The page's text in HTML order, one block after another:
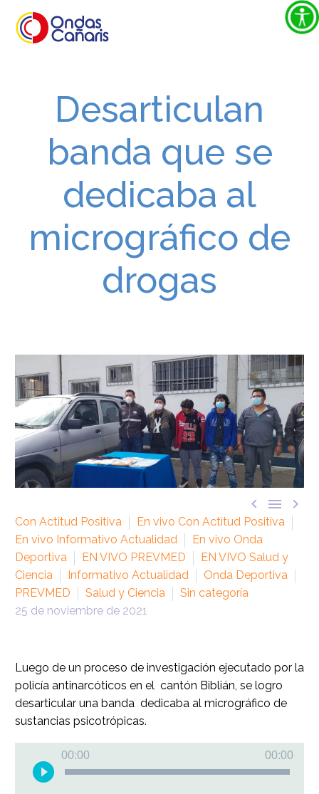
Desarticulan
banda que se
dedicaba al
micrográfico de
drogas
  
Con Actitud Positiva
En vivo Con Actitud Positiva
En vivo Informativo Actualidad
En vivo Onda
Deportiva
EN VIVO PREVMED
EN VIVO Salud y
Ciencia
Informativo Actualidad
Onda Deportiva
PREVMED
Salud y Ciencia
Sin categoría
25 de noviembre de 2021
Luego de un proceso de investigación ejecutado por la
policía antinarcóticos en el cantón Biblián, se logro
desarticular una banda dedicaba al micrográfico de
sustancias psicotrópicas.
Reproductor
audio
00:00 00:00